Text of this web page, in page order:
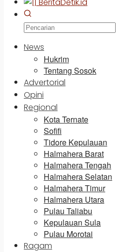
News
Hukrim
Tentang Sosok
Advertorial
Opini
Regional
Kota Ternate
Sofifi
Tidore Kepulauan
Halmahera Barat
Halmahera Tengah
Halmahera Selatan
Halmahera Timur
Halmahera Utara
Pulau Taliabu
Kepulauan Sula
Pulau Morotai
Ragam